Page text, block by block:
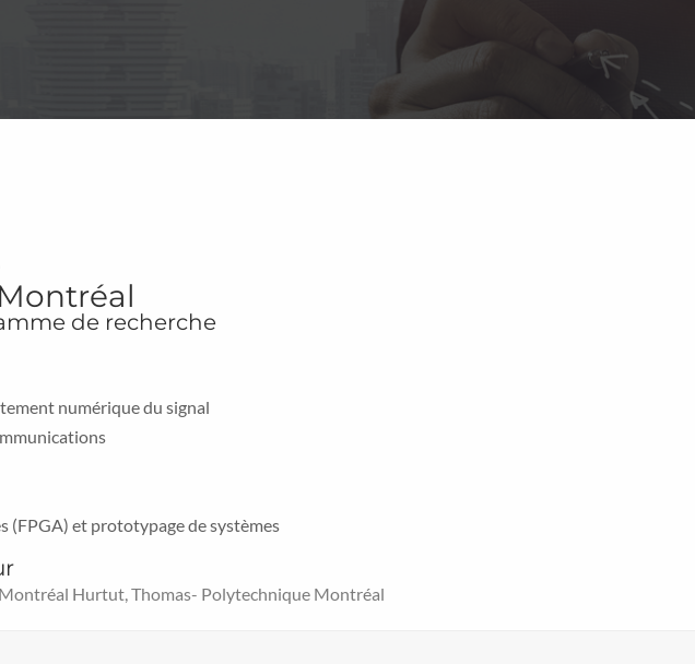
de recherche
numérique du signal
(FPGA) et prototypage de systèmes
Hurtut, Thomas- Polytechnique Montréal